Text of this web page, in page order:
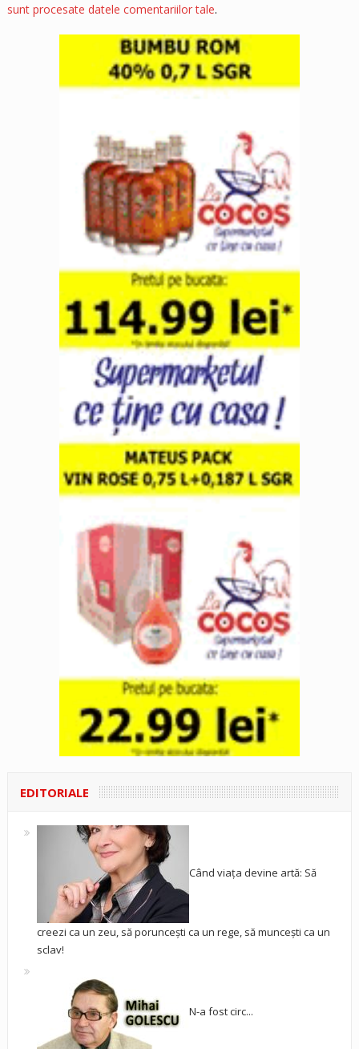
sunt procesate datele comentariilor tale.
EDITORIALE
Când viața devine artă: Să
creezi ca un zeu, să poruncești ca un rege, să muncești ca un
sclav!
N-a fost circ...